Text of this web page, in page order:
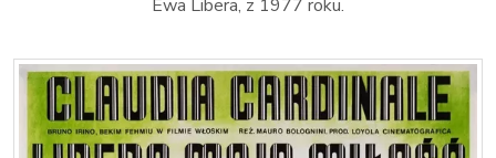
Ewa Libera, z 1977 roku.